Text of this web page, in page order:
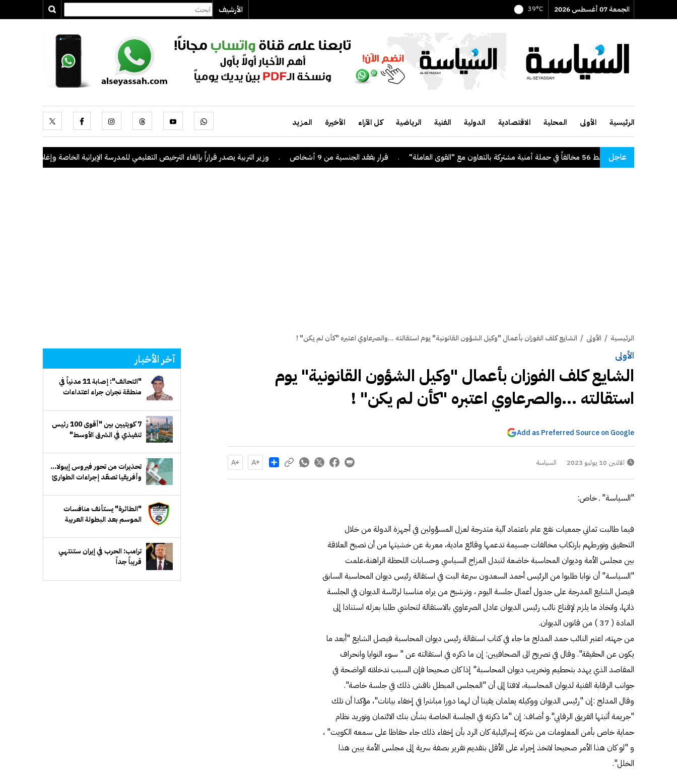
الجمعة 07 أغسطس 2026 39°C الأرشيف
الرئيسية الأولى المحلية الاقتصادية الدولية الفنية الرياضية كل الآراء الأخيرة المزيد
عاجل"الداخلية": ضبط 56 مخالفاً في حملة أمنية مشتركة بالتعاون مع "القوى العاملة" . قرار بفقد الجنسية من 9 أشخاص . وزير التربية يصدر قراراً بإلغاء الترخيص التعليمي للمدرسة الإيرانية الخاصة وإغلاقها .
الرئيسية / الأولى / الشايع كلف الفوزان بأعمال "وكيل الشؤون القانونية" يوم استقالته ...والصرعاوي اعتبره "كأن لم يكن" !
الأولى
الشايع كلف الفوزان بأعمال "وكيل الشؤون القانونية" يوم
استقالته ...والصرعاوي اعتبره "كأن لم يكن" !
Add as Preferred Source on Google
الاثنين 10 يوليو 2023 السياسة Share
"السياسة" ـ خاص:
فيما طالبت ثماني جمعيات نفع عام باعتماد آلية متدرجة لعزل المسؤولين في أجهزة الدولة من خلال
التحقيق وتورطهم بارتكاب مخالفات جسيمة تدعمها وقائع مادية، معربة عن خشيتها من أن تصبح العلاقة
بين مجلس الأمة وديوان المحاسبة خاضعة لتبدل المزاج السياسي وحسابات اللحظة الراهنة،علمت
"السياسة" أن نوابا طلبوا من الرئيس أحمد السعدون سرعة البت في استقالة رئيس ديوان المحاسبة السابق
فيصل الشايع المدرجة على جدول أعمال جلسة اليوم ، وترشيح من يراه مناسبا لرئاسة الديوان في الجلسة
ذاتها، واتخاذ ما يلزم لإقناع نائب رئيس الديوان عادل الصرعاوي بالاستقالة لتحاشي طلبا بعزله استنادا إلى
المادة ( 37 ) من قانون الديوان.
من جهته، اعتبر النائب حمد المدلج ما جاء في كتاب استقالة رئيس ديوان المحاسبة فيصل الشايع "أبعد ما
يكون عن الحقيقة". وقال في تصريح الى الصحافيين: إن ما ذكره في استقالته عن " سوء النوايا وانحراف
المقاصد الذي يهدد بتحطيم وتخريب ديوان المحاسبة" إذا كان صحيحا فإن السبب تدخلاته الواضحة في
جوانب الرقابة الفنية لديوان المحاسبة، لافتا إلى أن "المجلس المبطل ناقش ذلك في جلسة خاصة".
وقال المدلج :إن "رئيس الديوان ووكيله يعلمان يقينا أن لهما دورا مباشرا في إخفاء بيانات"، مؤكدا أن تلك
"جريمة أثبتها الفريق الرقابي".و أضاف: إن "ما ذكرته في الجلسة الخاصة بشأن بنك الائتمان وتوريد نظام
حماية خاص بأمن المعلومات من شركة إسرائيلية كان الرد بأن إخفاء ذلك جاء حفاظا على سمعه الكويت" ،
و "لو كان هذا الأمر صحيحا لاتخذ إجراء على الأقل بتقديم تقرير بصفة سرية إلى مجلس الأمة يبين هذا
الخلل".
آخر الأخبار
"التحالف": إصابة 11 مدنياً في
منطقة نجران جراء اعتداءات
7 كويتيين بين "أقوى 100 رئيس
تنفيذي في الشرق الأوسط"
تحذيرات من تحور فيروس إيبولا...
وأفريقيا تصعّد إجراءات الطوارئ
"الطائرة" يستأنف منافسات
الموسم بعد البطولة العربية
ترامب: الحرب في إيران ستنتهي
قريباً جداً